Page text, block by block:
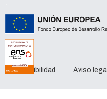
Accesibilidad Aviso legal